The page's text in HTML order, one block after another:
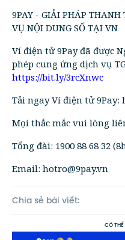
9PAY - GIẢI PHÁP
VỤ NỘI DUNG SỐ TẠI VN
Ví điện tử 9Pay đã được
phép cung ứng dịch vụ
https://bit.ly/3rcXnwc
Tải ngay Ví điện tử 9Pay:
Mọi thắc mắc vui lòng
Tổng đài: 1900 88 68 32
Email: hotro@9pay.vn
Chia sẻ bài viết:
CÓ